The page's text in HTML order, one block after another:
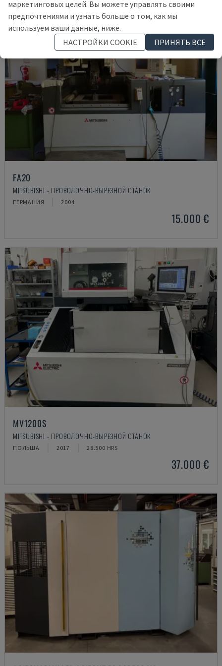
FA20
MITSUBISHI - ПРОВОЛОЧНО-ВЫРЕЗНОЙ СТАНОК
ГЕРМАНИЯ 2004
15.000 €
MV1200S
MITSUBISHI - ПРОВОЛОЧНО-ВЫРЕЗНОЙ СТАНОК
ПОЛЬША 2017 28.500 HRS
37.000 €
маркетинговых целей. Вы можете управлять своими
предпочтениями и узнать больше о том, как мы
используем ваши данные, ниже.
НАСТРОЙКИ COOKIE
ПРИНЯТЬ ВСЕ